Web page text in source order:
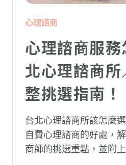
心理諮商
心理諮商服務
北心理諮商
整挑選指南！
台北心理諮商所該怎麼
自費心理諮商的好處，
商師的挑選重點，並附